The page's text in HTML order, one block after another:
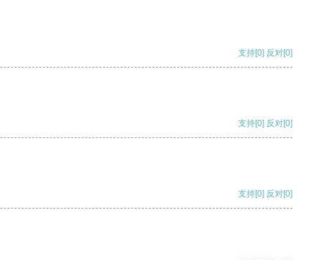
支持[0] 反对[0]
支持[0] 反对[0]
支持[0] 反对[0]